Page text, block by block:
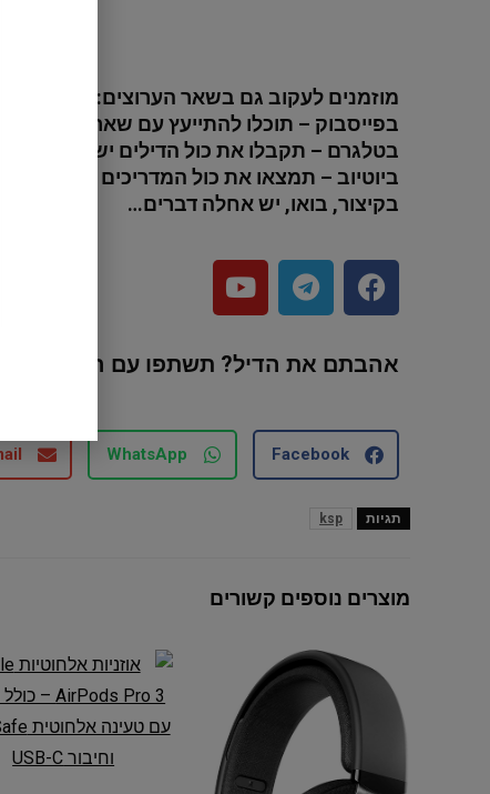
מוזמנים לעקוב גם בשאר הערוצים:
בפייסבוק – תוכלו להתייעץ עם שאר החברים
בטלגרם – תקבלו את כול הדילים ישירות לנייד
ביוטיוב – תמצאו את כול המדריכים וההסברים
בקיצור, בואו, יש אחלה דברים…
אהבתם את הדיל? תשתפו עם החברים
Facebook
WhatsApp
תגיות ksp
מוצרים נוספים קשורים